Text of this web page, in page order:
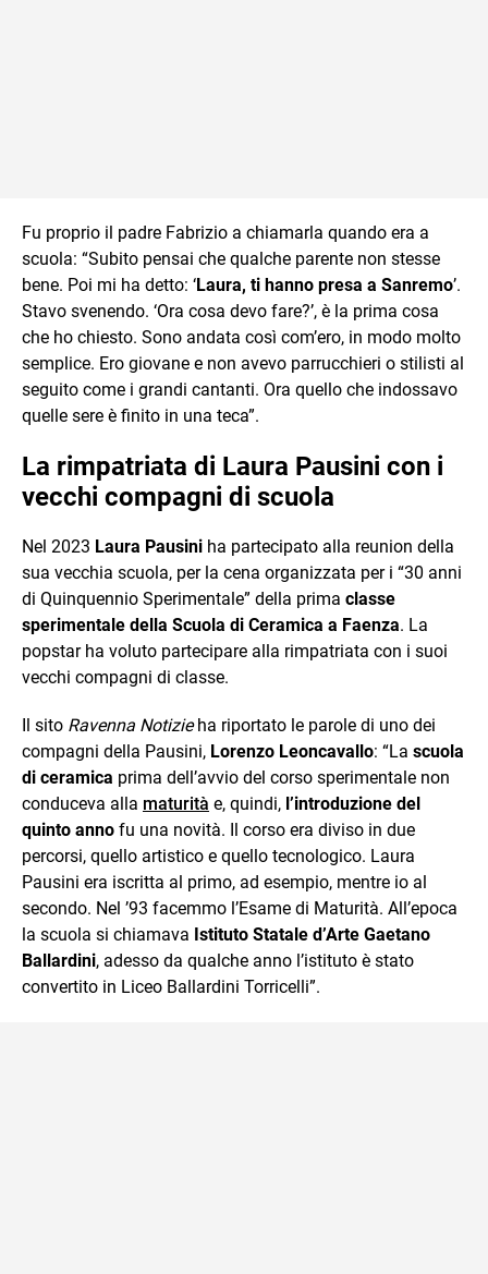
Fu proprio il padre Fabrizio a chiamarla quando era a
scuola: “Subito pensai che qualche parente non stesse
bene. Poi mi ha detto: ‘Laura, ti hanno presa a Sanremo’.
Stavo svenendo. ‘Ora cosa devo fare?’, è la prima cosa
che ho chiesto. Sono andata così com’ero, in modo molto
semplice. Ero giovane e non avevo parrucchieri o stilisti al
seguito come i grandi cantanti. Ora quello che indossavo
quelle sere è finito in una teca”.
La rimpatriata di Laura Pausini con i
vecchi compagni di scuola
Nel 2023 Laura Pausini ha partecipato alla reunion della
sua vecchia scuola, per la cena organizzata per i “30 anni
di Quinquennio Sperimentale” della prima classe
sperimentale della Scuola di Ceramica a Faenza. La
popstar ha voluto partecipare alla rimpatriata con i suoi
vecchi compagni di classe.
Il sito Ravenna Notizieha riportato le parole di uno dei
compagni della Pausini, Lorenzo Leoncavallo: “La scuola
di ceramica prima dell’avvio del corso sperimentale non
conduceva alla maturità e, quindi, l’introduzione del
quinto anno fu una novità. Il corso era diviso in due
percorsi, quello artistico e quello tecnologico. Laura
Pausini era iscritta al primo, ad esempio, mentre io al
secondo. Nel ’93 facemmo l’Esame di Maturità. All’epoca
la scuola si chiamava Istituto Statale d’Arte Gaetano
Ballardini, adesso da qualche anno l’istituto è stato
convertito in Liceo Ballardini Torricelli”.